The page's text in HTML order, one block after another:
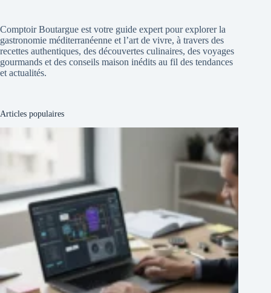
Comptoir Boutargue est votre guide expert pour explorer la
gastronomie méditerranéenne et l’art de vivre, à travers des
recettes authentiques, des découvertes culinaires, des voyages
gourmands et des conseils maison inédits au fil des tendances
et actualités.
Articles populaires